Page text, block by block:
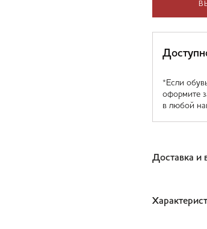
*Если
оформите
в любой
Доставка и